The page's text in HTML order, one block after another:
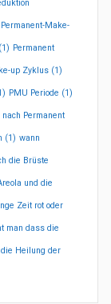
Permanent-Make-
(1) Permanent
up Zyklus (1)
PMU Periode (1)
nach Permanent
(1) wann
die Brüste
und die
Zeit rot oder
man dass die
Heilung der